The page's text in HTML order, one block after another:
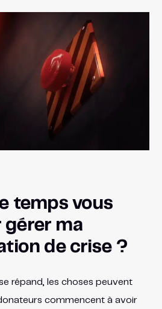
temps vous
ma
de crise ?
répand, les choses peuvent
commencent à avoir